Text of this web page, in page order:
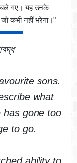
चले गए। यह उनके
कभी नहीं भरेगा।"
sons.
what
has gone too
to go.
ability to